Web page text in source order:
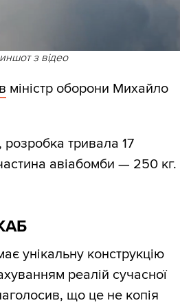
з відео
міністр оборони Михайло
тривала 17
авіабомби — 250 кг.
унікальну конструкцію
реалій сучасної
що це не копія